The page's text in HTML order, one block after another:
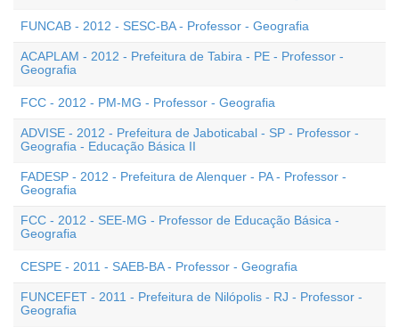
FUNCAB - 2012 - SESC-BA - Professor - Geografia
ACAPLAM - 2012 - Prefeitura de Tabira - PE - Professor -
Geografia
FCC - 2012 - PM-MG - Professor - Geografia
ADVISE - 2012 - Prefeitura de Jaboticabal - SP - Professor -
Geografia - Educação Básica II
FADESP - 2012 - Prefeitura de Alenquer - PA - Professor -
Geografia
FCC - 2012 - SEE-MG - Professor de Educação Básica -
Geografia
CESPE - 2011 - SAEB-BA - Professor - Geografia
FUNCEFET - 2011 - Prefeitura de Nilópolis - RJ - Professor -
Geografia